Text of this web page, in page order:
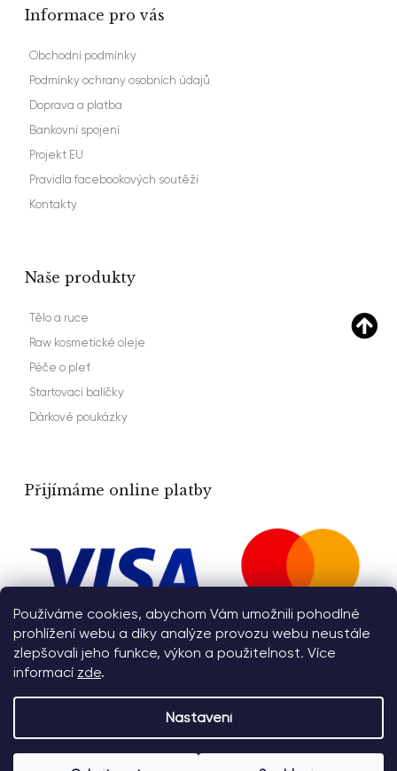
Používáme cookies, abychom Vám umožnili pohodlné
prohlížení webu a díky analýze provozu webu neustále
zlepšovali jeho funkce, výkon a použitelnost. Více
informací zde.
Nastavení
Informace pro vás
Obchodní podmínky
Podmínky ochrany osobních údajů
Doprava a platba
Bankovní spojení
Projekt EU
Pravidla facebookových soutěží
Kontakty
Naše produkty
Tělo a ruce
Raw kosmetické oleje
Péče o pleť
Startovací balíčky
Dárkové poukázky
Přijímáme online platby